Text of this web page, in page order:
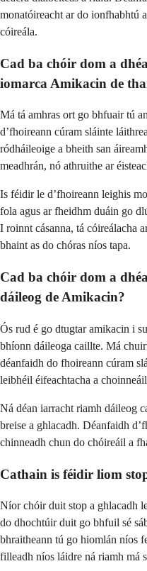
monatóireacht ar do ionfhabhtú
cóireála.
Cad ba chóir dom a
iomarca Amikacin de
Má tá amhras ort go bhfuair tú
d’fhoireann cúram sláinte
ródháileoige a bheith san
meadhrán, nó athruithe ar
Is féidir le d’fhoireann leighis
fola agus ar fheidhm duáin go
I roinnt cásanna, tá cóireálacha
bhaint as do chóras níos tapa.
Cad ba chóir dom a
dáileog de Amikacin?
Ós rud é go dtugtar amikacin i
bhíonn dáileoga caillte. Má
déanfaidh do fhoireann cúram
leibhéil éifeachtacha a
Ná déan iarracht riamh dáileog
breise a ghlacadh. Déanfaidh
chinneadh chun do chóireáil a
Cathain is féidir liom
Níor chóir duit stop a ghlacadh
do dhochtúir duit go bhfuil sé
bhraitheann tú go hiomlán níos
filleadh níos láidre ná riamh má